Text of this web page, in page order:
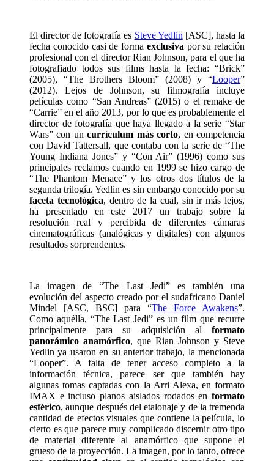
El director de fotografía es Steve Yedlin [ASC], hasta la
fecha conocido casi de forma exclusiva por su relación
profesional con el director Rian Johnson, para el que ha
fotografiado todos sus films hasta la fecha: “Brick”
(2005), “The Brothers Bloom” (2008) y “Looper”
(2012). Lejos de Johnson, su filmografía incluye
películas como “San Andreas” (2015) o el remake de
“Carrie” en el año 2013, por lo que es probablemente el
director de fotografía que haya llegado a la serie “Star
Wars” con uncurrículum más corto, en competencia
con David Tattersall, que contaba con la serie de “The
Young Indiana Jones” y “Con Air” (1996) como sus
principales reclamos cuando en 1999 se hizo cargo de
“The Phantom Menace” y los otros dos títulos de la
segunda trilogía. Yedlin es sin embargo conocido por su
faceta tecnológica, dentro de la cual, sin ir más lejos,
ha presentado en este 2017 un trabajo sobre la
resolución real y percibida de diferentes cámaras
cinematográficas (analógicas y digitales) con algunos
resultados sorprendentes.
La imagen de “The Last Jedi” es también una
evolución del aspecto creado por el sudafricano Daniel
Mindel [ASC, BSC] para “The Force Awakens”.
Como aquélla, “The Last Jedi” es un film que recurre
principalmente para su adquisición al formato
panorámico anamórfico, que Rian Johnson y Steve
Yedlin ya usaron en su anterior trabajo, la mencionada
“Looper”. A falta de tener acceso completo a la
información técnica, parece ser que también hay
algunas tomas captadas con la Arri Alexa, en formato
IMAX e incluso planos aislados rodados en formato
esférico, aunque después del etalonaje y de la tremenda
cantidad de efectos visuales que contiene la película, lo
cierto es que parece muy complicado discernir otro tipo
de material diferente al anamórfico que supone el
grueso de la proyección. La imagen, por lo tanto, ofrece